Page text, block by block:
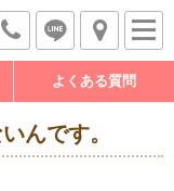
よくある質問
んです。